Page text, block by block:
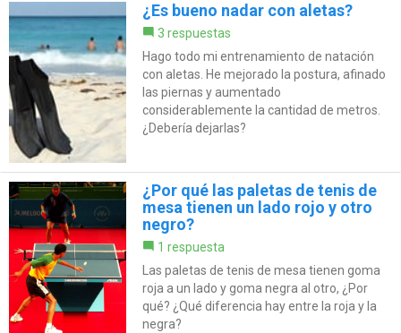
¿Es bueno nadar con aletas?
3 respuestas
Hago todo mi entrenamiento de natación
con aletas. He mejorado la postura, afinado
las piernas y aumentado
considerablemente la cantidad de metros.
¿Debería dejarlas?
¿Por qué las paletas de tenis de
mesa tienen un lado rojo y otro
negro?
1 respuesta
Las paletas de tenis de mesa tienen goma
roja a un lado y goma negra al otro, ¿Por
qué? ¿Qué diferencia hay entre la roja y la
negra?